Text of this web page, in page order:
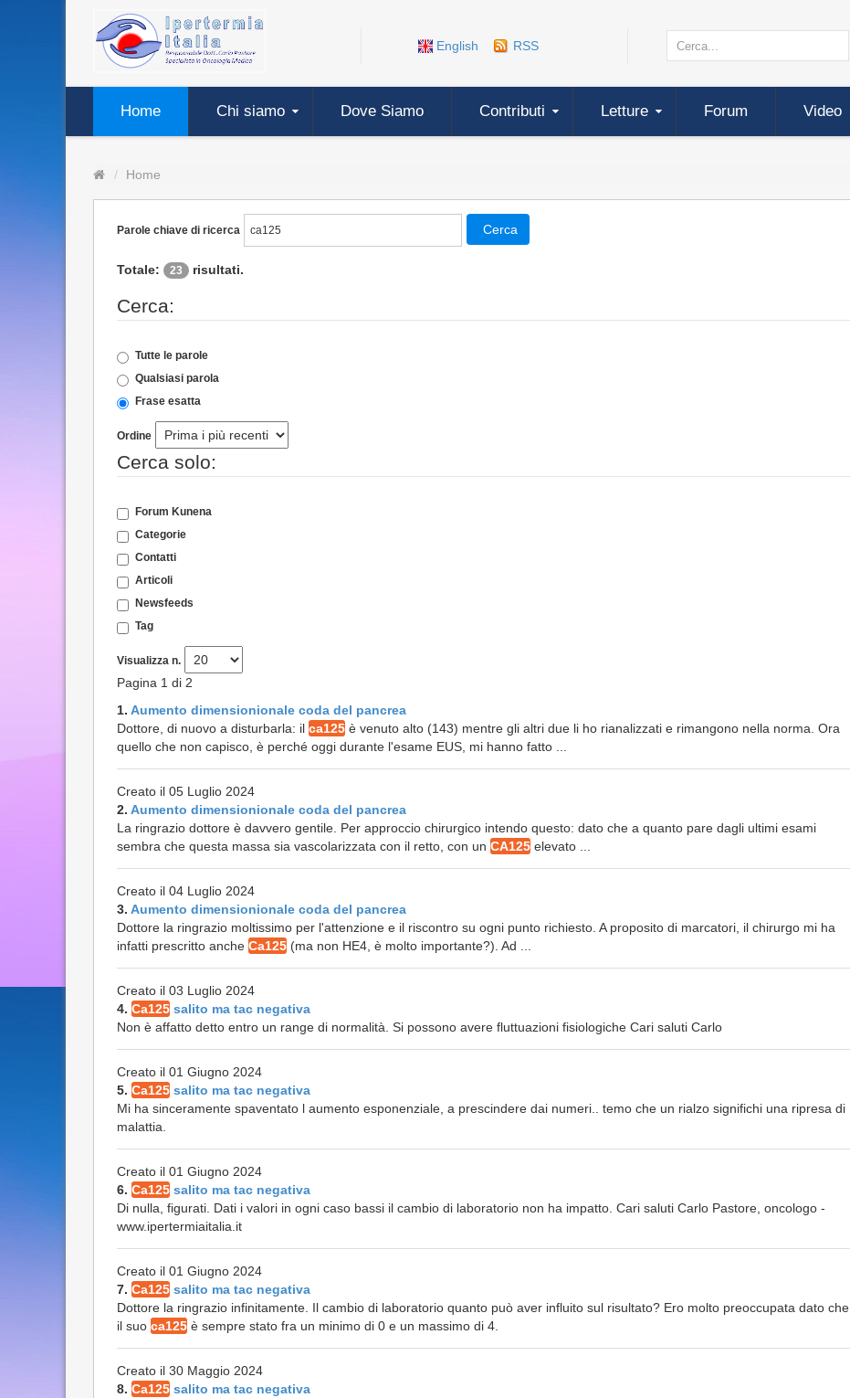
English RSS
Home Chi siamo Dove Siamo Contributi Letture Forum Video
Home
Parole chiave di ricerca Cerca
Totale: 23 risultati.
Cerca:
Tutte le parole
Qualsiasi parola
Frase esatta
Ordine
Cerca solo:
Forum Kunena
Categorie
Contatti
Articoli
Newsfeeds
Tag
Visualizza n.
Pagina 1 di 2
1. Aumento dimensionionale coda del pancrea
Dottore, di nuovo a disturbarla: il ca125 è venuto alto (143) mentre gli altri due li ho rianalizzati e rimangono nella norma. Ora
quello che non capisco, è perché oggi durante l'esame EUS, mi hanno fatto ...
Creato il 05 Luglio 2024
2. Aumento dimensionionale coda del pancrea
La ringrazio dottore è davvero gentile. Per approccio chirurgico intendo questo: dato che a quanto pare dagli ultimi esami
sembra che questa massa sia vascolarizzata con il retto, con un CA125 elevato ...
Creato il 04 Luglio 2024
3. Aumento dimensionionale coda del pancrea
Dottore la ringrazio moltissimo per l'attenzione e il riscontro su ogni punto richiesto. A proposito di marcatori, il chirurgo mi ha
infatti prescritto anche Ca125 (ma non HE4, è molto importante?). Ad ...
Creato il 03 Luglio 2024
4. Ca125 salito ma tac negativa
Non è affatto detto entro un range di normalità. Si possono avere fluttuazioni fisiologiche Cari saluti Carlo
Creato il 01 Giugno 2024
5. Ca125 salito ma tac negativa
Mi ha sinceramente spaventato l aumento esponenziale, a prescindere dai numeri.. temo che un rialzo significhi una ripresa di
malattia.
Creato il 01 Giugno 2024
6. Ca125 salito ma tac negativa
Di nulla, figurati. Dati i valori in ogni caso bassi il cambio di laboratorio non ha impatto. Cari saluti Carlo Pastore, oncologo -
www.ipertermiaitalia.it
Creato il 01 Giugno 2024
7. Ca125 salito ma tac negativa
Dottore la ringrazio infinitamente. Il cambio di laboratorio quanto può aver influito sul risultato? Ero molto preoccupata dato che
il suo ca125 è sempre stato fra un minimo di 0 e un massimo di 4.
Creato il 30 Maggio 2024
8. Ca125 salito ma tac negativa